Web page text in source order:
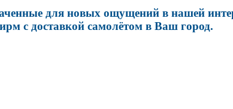
для новых ощущений в нашей
с доставкой самолётом в Ваш город.